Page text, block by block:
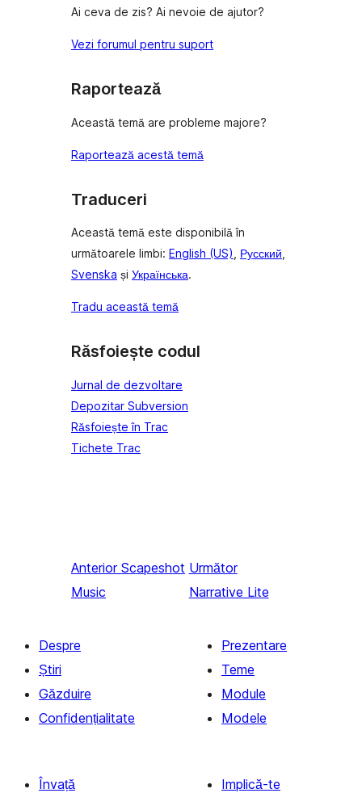
Ai ceva de zis? Ai nevoie de ajutor?
Vezi forumul pentru suport
Raportează
Această temă are probleme majore?
Raportează acestă temă
Traduceri
Această temă este disponibilă în
următoarele limbi: English (US) Русский
Svenska și Українська.
Tradu această temă
Răsfoiește codul
Jurnal de dezvoltare
Depozitar Subversion
Răsfoiește în Trac
Tichete Trac
Anterior Scapeshot
Music
Următor
Narrative Lite
Despre
Știri
Găzduire
Confidențialitate
Prezentare
Teme
Module
Modele
Învață
Implică-te